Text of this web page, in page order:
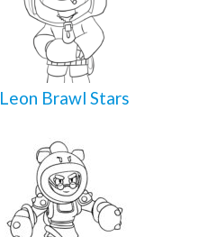
Leon Brawl Stars